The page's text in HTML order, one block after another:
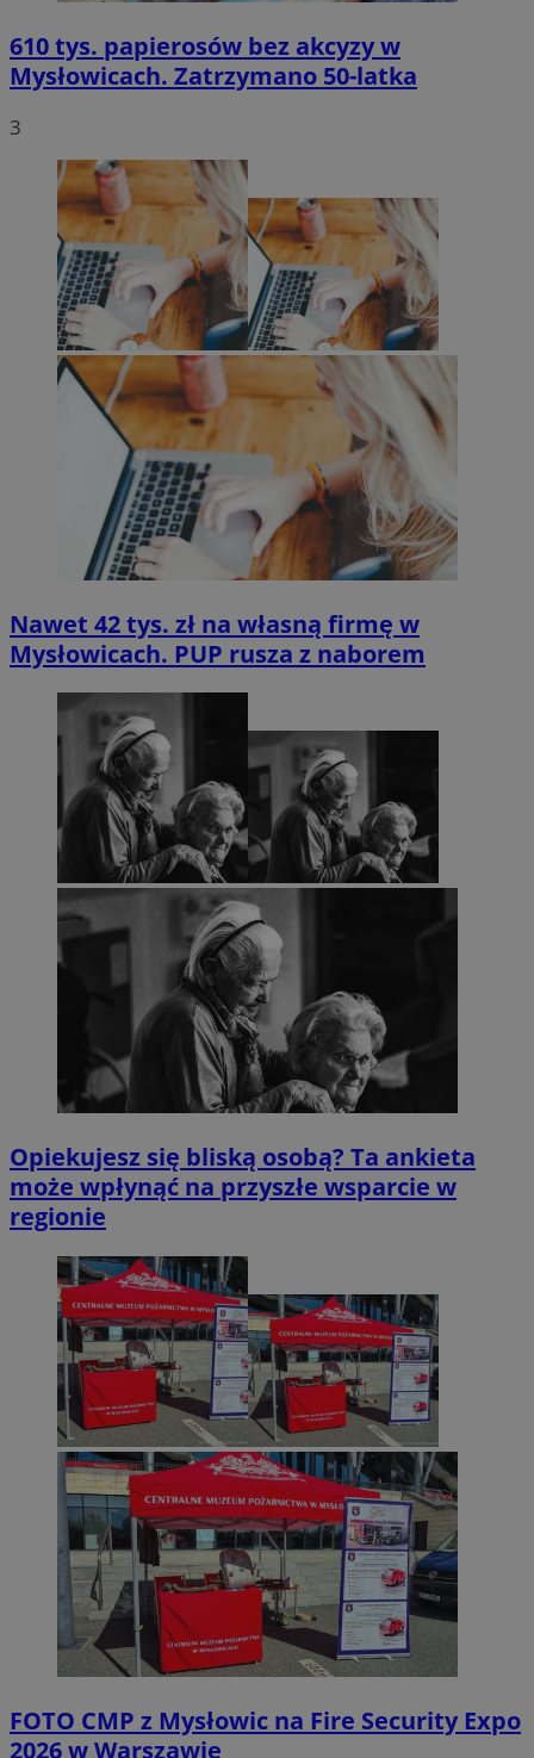
610 tys. papierosów bez akcyzy w
Mysłowicach. Zatrzymano 50-latka
3
Nawet 42 tys. zł na własną firmę w
Mysłowicach. PUP rusza z naborem
Opiekujesz się bliską osobą? Ta ankieta
może wpłynąć na przyszłe wsparcie w
regionie
FOTO CMP z Mysłowic na Fire Security Expo
2026 w Warszawie